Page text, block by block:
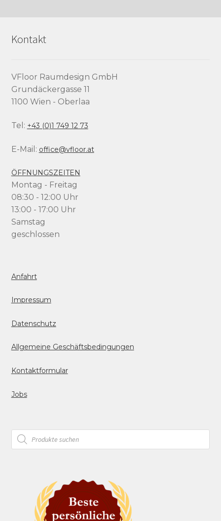
Kontakt
VFloor Raumdesign GmbH
Grundäckergasse 11
1100 Wien - Oberlaa
Tel: +43 (0)1 749 12 73
E-Mail: office@vfloor.at
ÖFFNUNGSZEITEN
Montag - Freitag
08:30 - 12:00 Uhr
13:00 - 17:00 Uhr
Samstag
geschlossen
Anfahrt
Impressum
Datenschutz
Allgemeine Geschäftsbedingungen
Kontaktformular
Jobs
Products
search